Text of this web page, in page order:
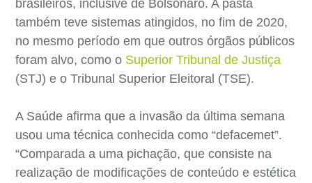
brasileiros, inclusive de Bolsonaro. A pasta
também teve sistemas atingidos, no fim de 2020,
no mesmo período em que outros órgãos públicos
foram alvo, como o Superior Tribunal de Justiça
(STJ) e o Tribunal Superior Eleitoral (TSE).
A Saúde afirma que a invasão da última semana
usou uma técnica conhecida como “defacemet”.
“Comparada a uma pichação, que consiste na
realização de modificações de conteúdo e estética